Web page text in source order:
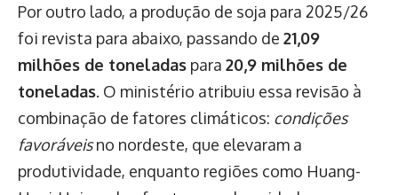
Por outro lado, a produção de soja para 2025/26
foi revista para abaixo, passando de 21,09
milhões de toneladas para 20,9 milhões de
toneladas. O ministério atribuiu essa revisão à
combinação de fatores climáticos: condições
favoráveisno nordeste, que elevaram a
produtividade, enquanto regiões como Huang-